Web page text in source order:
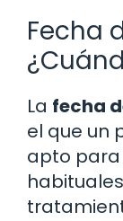
Fecha
La fecha
el que un
apto para